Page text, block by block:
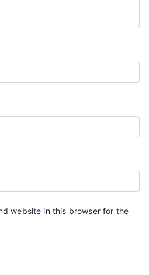
website in this browser for the